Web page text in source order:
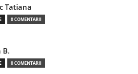
Tatiana
0 COMENTARII
B.
0 COMENTARII